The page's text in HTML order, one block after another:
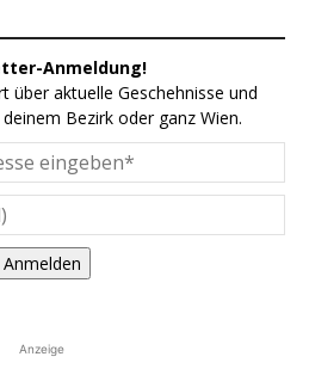
Anmeldung!
über aktuelle Geschehnisse und
Bezirk oder ganz Wien.
Anmelden
Anzeige